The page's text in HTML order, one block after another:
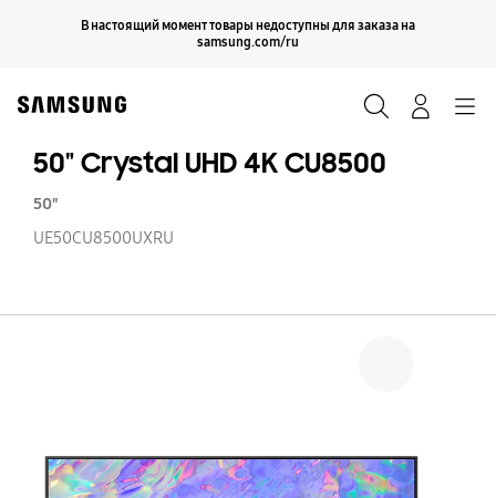
В настоящий момент товары недоступны для заказа на
samsung.com/ru
Продолжить
50" Crystal UHD 4K CU8500
50"
UE50CU8500UXRU